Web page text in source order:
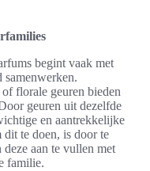
begint vaak met
samenwerken.
florale geuren bieden
geuren uit dezelfde
en aantrekkelijke
dit te doen, is door te
aan te vullen met
familie.